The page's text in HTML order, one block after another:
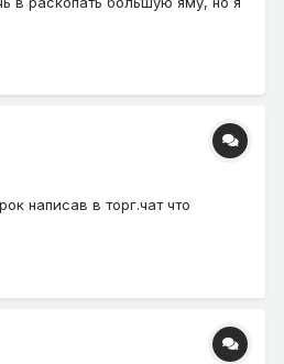
написав в торг.чат что